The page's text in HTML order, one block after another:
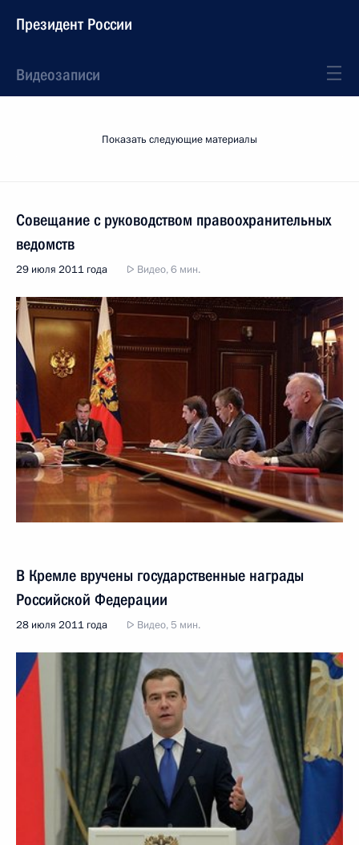
Президент России
Видеозаписи
Показать следующие материалы
Совещание с руководством правоохранительных
ведомств
29 июля 2011 года Видео, 6 мин.
В Кремле вручены государственные награды
Российской Федерации
28 июля 2011 года Видео, 5 мин.